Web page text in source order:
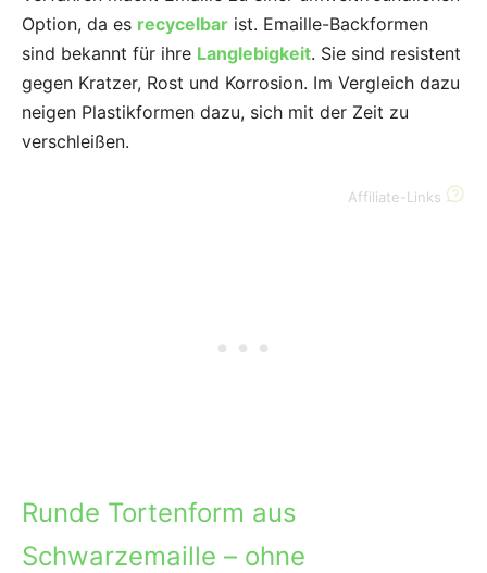
Option, da es recycelbar ist. Emaille-Backformen
sind bekannt für ihre Langlebigkeit. Sie sind resistent
gegen Kratzer, Rost und Korrosion. Im Vergleich dazu
neigen Plastikformen dazu, sich mit der Zeit zu
verschleißen.
Affiliate-Links
Runde Tortenform aus
Schwarzemaille – ohne